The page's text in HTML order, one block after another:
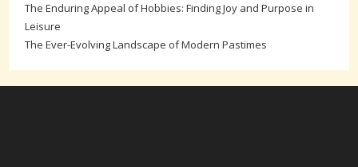
The Enduring Appeal of Hobbies: Finding Joy and Purpose in
Leisure
The Ever-Evolving Landscape of Modern Pastimes